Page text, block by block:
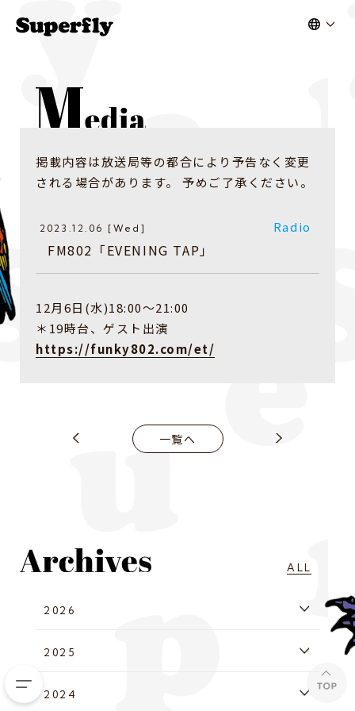
掲載内容は放送局等の都合により予告なく変更
される場合があります。 予めご了承ください。
2023.12.06 [Wed] Radio
FM802「EVENING TAP」
12月6日(水)18:00〜21:00
＊19時台、ゲスト出演
https://funky802.com/et/
一覧へ
ALL
2026
2025
2024